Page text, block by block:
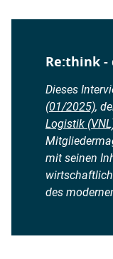
Re:think -
Dieses
(01/2025),
Logistik
mit seinen
des